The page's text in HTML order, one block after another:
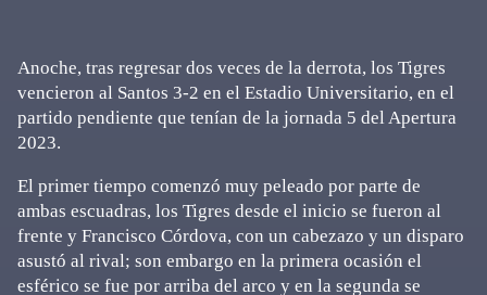
Anoche, tras regresar dos veces de la derrota, los Tigres
vencieron al Santos 3-2 en el Estadio Universitario, en el
partido pendiente que tenían de la jornada 5 del Apertura
2023.
El primer tiempo comenzó muy peleado por parte de
ambas escuadras, los Tigres desde el inicio se fueron al
frente y Francisco Córdova, con un cabezazo y un disparo
asustó al rival; son embargo en la primera ocasión el
esférico se fue por arriba del arco y en la segunda se